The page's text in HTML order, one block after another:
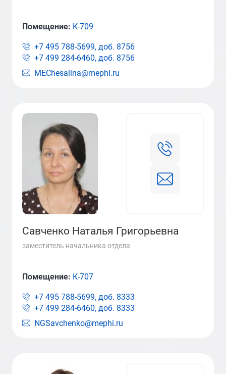
MEChesalina@mephi.ru
Помещение: К-709
+7 495 788-5699, доб. 8756
+7 499 284-6460, доб. 8756
Савченко Наталья Григорьевна
заместитель начальника отдела
NGSavchenko@mephi.ru
Помещение: К-707
+7 495 788-5699, доб. 8333
+7 499 284-6460, доб. 8333